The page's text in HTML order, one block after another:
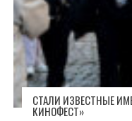
СТАЛИ ИЗВЕСТНЫЕ
КИНОФЕСТ»